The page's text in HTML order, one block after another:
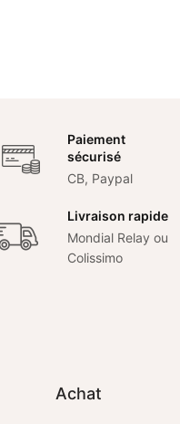
Paiement
sécurisé
CB, Paypal
Livraison rapide
Mondial Relay ou
Colissimo
Achat